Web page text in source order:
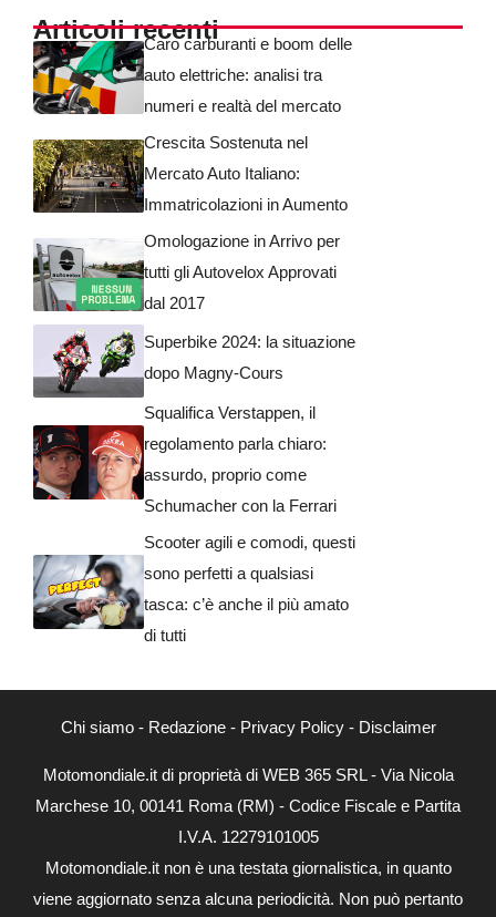
Articoli recentiCaro carburanti e boom delle
auto elettriche: analisi tra
numeri e realtà del mercato
Crescita Sostenuta nel
Mercato Auto Italiano:
Immatricolazioni in Aumento
Omologazione in Arrivo per
tutti gli Autovelox Approvati
dal 2017
Superbike 2024: la situazione
dopo Magny-Cours
Squalifica Verstappen, il
regolamento parla chiaro:
assurdo, proprio come
Schumacher con la Ferrari
Scooter agili e comodi, questi
sono perfetti a qualsiasi
tasca: c’è anche il più amato
di tutti
Chi siamo- Redazione- Privacy Policy- Disclaimer
Motomondiale.it di proprietà di WEB 365 SRL - Via Nicola
Marchese 10, 00141 Roma (RM) - Codice Fiscale e Partita
I.V.A. 12279101005
Motomondiale.it non è una testata giornalistica, in quanto
viene aggiornato senza alcuna periodicità. Non può pertanto